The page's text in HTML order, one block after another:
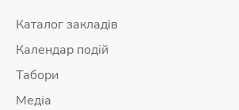
Каталог закладів
Календар подій
Табори
Медіа